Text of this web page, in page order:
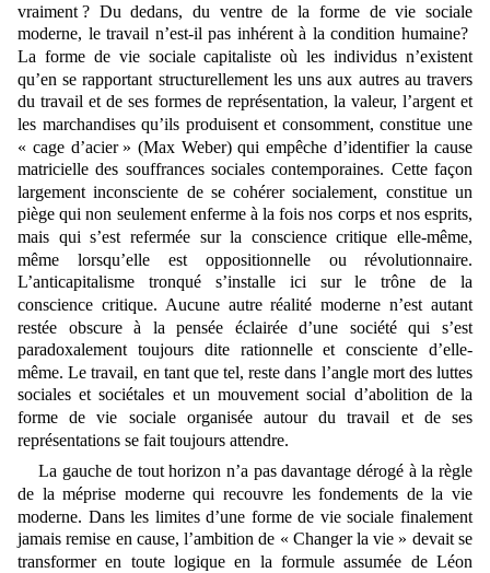
vraiment ? Du dedans, du ventre de la forme de vie sociale
moderne, le travail n’est-il pas inhérent à lacondition humaine?
La forme de vie sociale capitaliste où les individus n’existent
qu’en se rapportant structurellement les uns aux autres au travers
du travail et de ses formes de représentation, la valeur, l’argent et
les marchandises qu’ils produisent et consomment, constitue une
« cage d’acier » (Max Weber)qui empêche d’identifier la cause
matricielle des souffrances sociales contemporaines. Cette façon
largement inconsciente de se cohérer socialement, constitue un
piège qui non seulement enferme à la fois nos corps et nos esprits,
mais qui s’est refermée sur la conscience critique elle-même,
même lorsqu’elle est oppositionnelle ou
révolutionnaire.
L’anticapitalisme tronqué s’installe ici sur le trône de la
conscience critique. Aucune autre réalité moderne n’est autant
restée obscure à la pensée éclairée d’une société qui s’est
paradoxalement toujours dite rationnelle et consciente d’elle-
même. Le travail, en tant que tel, reste dans l’angle mort des luttes
sociales et sociétales et un mouvement social d’abolition de la
forme de vie sociale organisée autour du travail et de ses
représentations se fait toujours attendre.
La gauche de tout horizon n’a pas davantage dérogé à la règle
de la méprise moderne qui recouvre les fondements de la vie
moderne. Dans les limites d’une forme de vie sociale finalement
jamais remise en cause, l’ambition de « Changer la vie » devait se
transformer en toute logique en la formule assumée de Léon